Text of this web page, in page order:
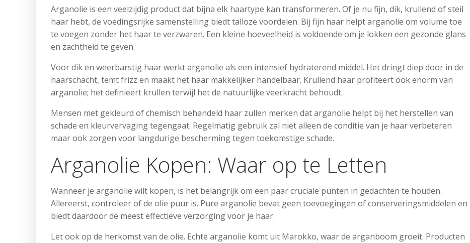
Arganolie is een veelzijdig product dat bijna elk haartype kan transformeren. Of je nu fijn, dik, krullend of steil
haar hebt, de voedingsrijke samenstelling biedt talloze voordelen. Bij fijn haar helpt arganolie om volume toe
te voegen zonder het haar te verzwaren. Een kleine hoeveelheid is voldoende om je lokken een gezonde glans
en zachtheid te geven.
Voor dik en weerbarstig haar werkt arganolie als een intensief hydraterend middel. Het dringt diep door in de
haarschacht, temt frizz en maakt het haar makkelijker handelbaar. Krullend haar profiteert ook enorm van
arganolie; het definieert krullen terwijl het de natuurlijke veerkracht behoudt.
Mensen met gekleurd of chemisch behandeld haar zullen merken dat arganolie helpt bij het herstellen van
schade en kleurvervaging tegengaat. Regelmatig gebruik zal niet alleen de conditie van je haar verbeteren
maar ook zorgen voor langdurige bescherming tegen toekomstige schade.
Arganolie Kopen: Waar op te Letten
Wanneer je arganolie wilt kopen, is het belangrijk om een paar cruciale punten in gedachten te houden.
Allereerst, controleer of de olie puur is. Pure arganolie bevat geen toevoegingen of conserveringsmiddelen en
biedt daardoor de meest effectieve verzorging voor je haar.
Let ook op de herkomst van de olie. Echte arganolie komt uit Marokko, waar de arganboom groeit. Producten